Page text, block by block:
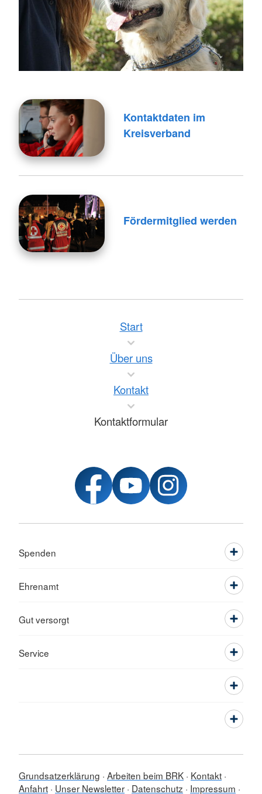
Kontaktdaten im
Kreisverband
Fördermitglied werden
Start
Über uns
Kontakt
Kontaktformular
Spenden
Ehrenamt
Gut versorgt
Service
Grundsatzerklärung Arbeiten beim BRK Kontakt
Anfahrt Unser Newsletter Datenschutz Impressum